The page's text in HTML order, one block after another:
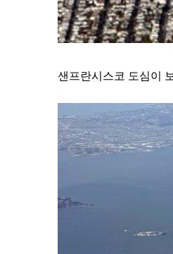
샌프란시스코 도심이